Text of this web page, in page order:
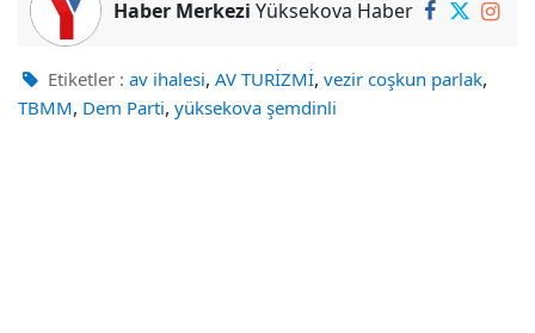
Haber Merkezi Yüksekova Haber
Etiketler : av ihalesi, AV TURİZMİ, vezir coşkun parlak,
TBMM, Dem Parti, yüksekova şemdinli